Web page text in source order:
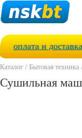
оплата и доставка
Каталог / Бытовая техника
Сушильная